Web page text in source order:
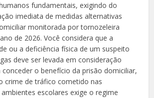
fundamentais, exigindo do
imediata de medidas alternativas
monitorada por tornozeleira
de 2026. Você considera que a
ou a deficiência física de um suspeito
deve ser levada em consideração
conceder o benefício da prisão domiciliar,
crime de tráfico cometido nas
escolares exige o regime